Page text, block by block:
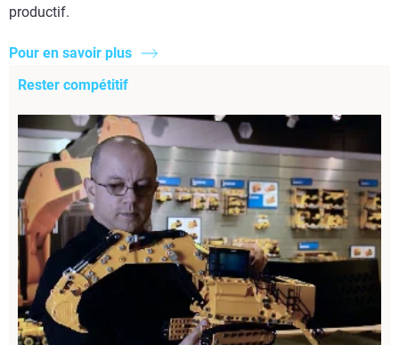
productif.
Pour en savoir plus
Rester compétitif